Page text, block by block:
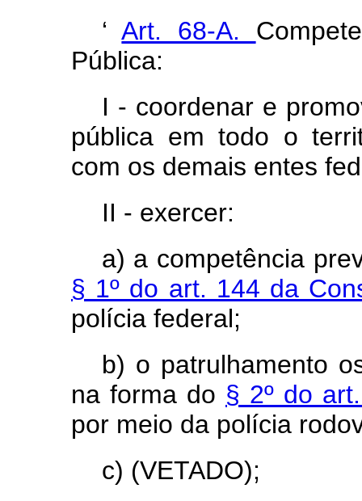
‘Art. 68-A.
Pública:
I - coordenar e
pública em todo o
com os demais entes
II - exercer:
a) a competência
§ 1º do art. 144 da
polícia federal;
b) o patrulhamento
na forma do § 2º do
por meio da polícia
c) (VETADO);